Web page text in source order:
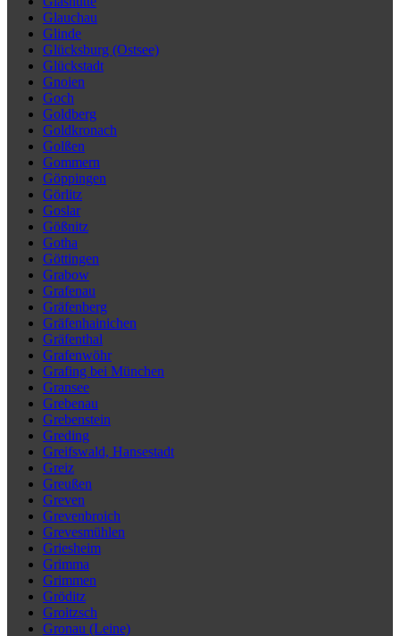
Glauchau
Glinde
Glücksburg (Ostsee)
Glückstadt
Gnoien
Goch
Goldberg
Goldkronach
Golßen
Gommern
Göppingen
Görlitz
Goslar
Gößnitz
Gotha
Göttingen
Grabow
Grafenau
Gräfenberg
Gräfenhainichen
Gräfenthal
Grafenwöhr
Grafing bei München
Gransee
Grebenau
Grebenstein
Greding
Greifswald, Hansestadt
Greiz
Greußen
Greven
Grevenbroich
Grevesmühlen
Griesheim
Grimma
Grimmen
Gröditz
Groitzsch
Gronau (Leine)